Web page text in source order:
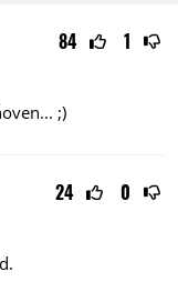
84 1
;)
24 0